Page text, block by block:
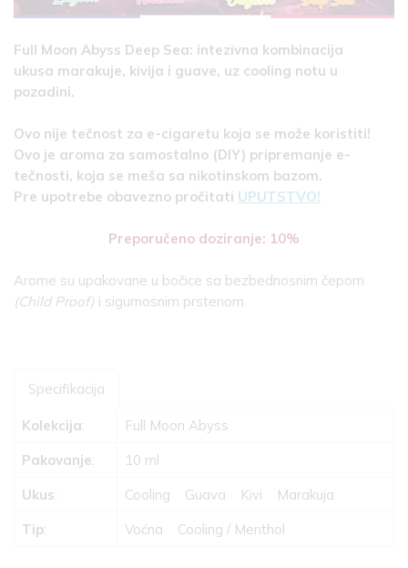
Full Moon Abyss Deep Sea: intezivna kombinacija
ukusa marakuje, kivija i guave, uz cooling notu u
pozadini.
Ovo nije tečnost za e-cigaretu koja se može koristiti!
Ovo je aroma za samostalno (DIY) pripremanje e-
tečnosti, koja se meša sa nikotinskom bazom.
Pre upotrebe obavezno pročitati UPUTSTVO!
Preporučeno doziranje: 10%
Arome su upakovane u bočice sa bezbednosnim čepom
(Child Proof) i sigurnosnim prstenom.
Specifikacija
Kolekcija:
Full Moon Abyss
Pakovanje:
10 ml
Ukus: Cooling Guava Kivi
Marakuja
Tip: Voćna Cooling / Menthol